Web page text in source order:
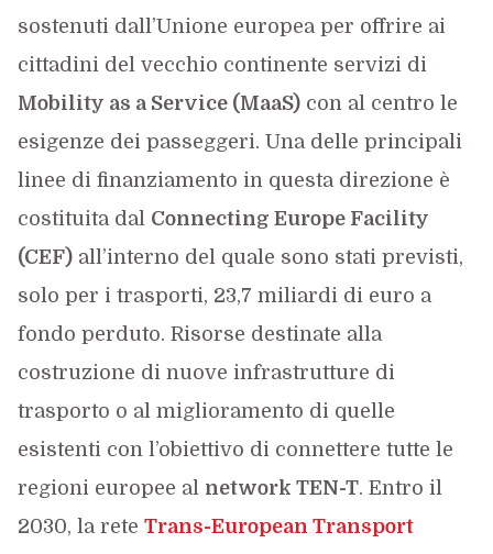
sostenuti dall’Unione europea per offrire ai
cittadini del vecchio continente servizi di
Mobility as a Service (MaaS)con al centro le
esigenze dei passeggeri. Una delle principali
linee di finanziamento in questa direzione è
costituita dal Connecting Europe Facility
(CEF)all’interno del quale sono stati previsti,
solo per i trasporti, 23,7 miliardi di euro a
fondo perduto. Risorse destinate alla
costruzione di nuove infrastrutture di
trasporto o al miglioramento di quelle
esistenti con l’obiettivo di connettere tutte le
regioni europee al network TEN-T. Entro il
2030, la rete Trans-European Transport